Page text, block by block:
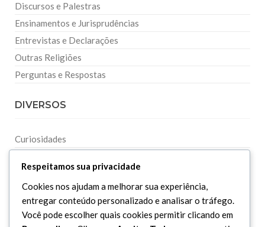
Discursos e Palestras
Ensinamentos e Jurisprudências
Entrevistas e Declarações
Outras Religiões
Perguntas e Respostas
DIVERSOS
Curiosidades
Downloads
Respeitamos sua privacidade
Cookies nos ajudam a melhorar sua experiência,
entregar conteúdo personalizado e analisar o tráfego.
Você pode escolher quais cookies permitir clicando em